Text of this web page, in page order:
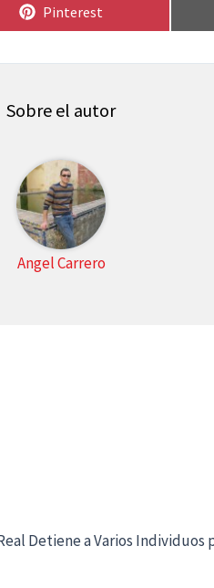
Compartir
Pinterest
Sobre el autor
Angel Carrero
Detiene a Varios